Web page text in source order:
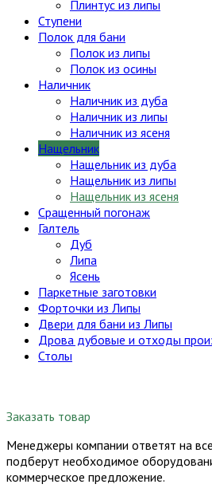
Плинтус из липы
Ступени
Полок для бани
Полок из липы
Полок из осины
Наличник
Наличник из дуба
Наличник из липы
Наличник из ясеня
Нащельник
Нащельник из дуба
Нащельник из липы
Нащельник из ясеня
Сращенный погонаж
Галтель
Дуб
Липа
Ясень
Паркетные заготовки
Форточки из Липы
Двери для бани из Липы
Дрова дубовые и отходы
Столы
Заказать товар
Менеджеры компании ответят на
подберут необходимое
коммерческое предложение.